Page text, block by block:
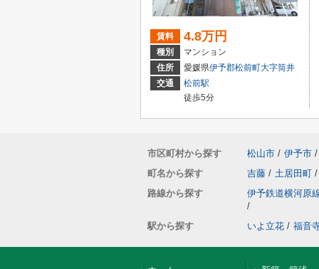
賃料 4.8万円
種別
マンション
住所
愛媛県伊予郡松前町大字筒井
交通
松前駅
徒歩5分
市区町村から探す 松山市 / 伊予市 /
町名から探す
吉藤 / 土居田町 /
路線から探す
伊予鉄道横河原
/
駅から探す
いよ立花 / 福音